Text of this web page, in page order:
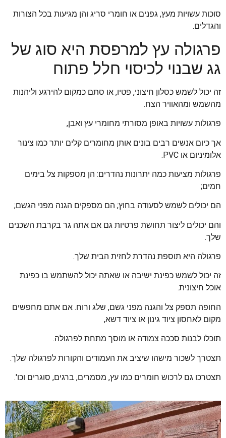
סוכות עשויות מעץ, גפנים או חומרי סריג והן מגיעות בכל הצורות
והגדלים.
פרגולה עץ למרפסת היא סוג של
גג שבנוי לכיסוי חלל פתוח
זה יכול לשמש כסלון חיצוני, פטיו, או סתם כמקום להירגע וליהנות
מהשמש ומהאוויר הצח.
פרגולות עשויות באופן מסורתי מחומרי עץ ואבן,
אך כיום אנשים רבים בונים אותן מחומרים קלים יותר כמו צינור
אלומיניום או PVC.
פרגולות מציעות כמה יתרונות נהדרים: הן מספקות צל בימים
חמים;
הם יכולים לשמש לסעודה בחוץ; הם מספקים הגנה מפני הגשם;
והם יכולים ליצור תחושת פרטיות גם אם אתה גר בקרבת השכנים
שלך.
פרגולה היא תוספת נהדרת לחזית הבית שלך.
זה יכול לשמש כפינת ישיבה או שאתה יכול להשתמש בו כפינת
אוכל חיצונית.
החופה תספק צל והגנה מפני גשם, שלג ורוח. אם אתם מחפשים
מקום לאחסון ציוד גינון או ציוד דשא,
תוכלו לבנות סככה צמודה או מוסך מתחת לפרגולה.
תצטרך לשכור מישהו שיציב את העמודים והקורות לפרגולה שלך.
תצטרכו גם לרכוש חומרים כמו עץ, מסמרים, ברגים, סוגרים וכו'.